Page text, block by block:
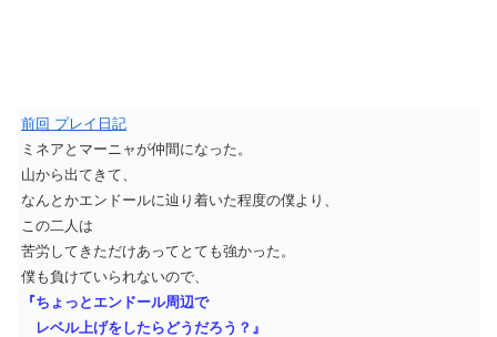
前回 プレイ日記
ミネアとマーニャが仲間になった。
山から出てきて、
なんとかエンドールに辿り着いた程度の僕より、
この二人は
苦労してきただけあってとても強かった。
僕も負けていられないので、
『ちょっとエンドール周辺で
レベル上げをしたらどうだろう？』